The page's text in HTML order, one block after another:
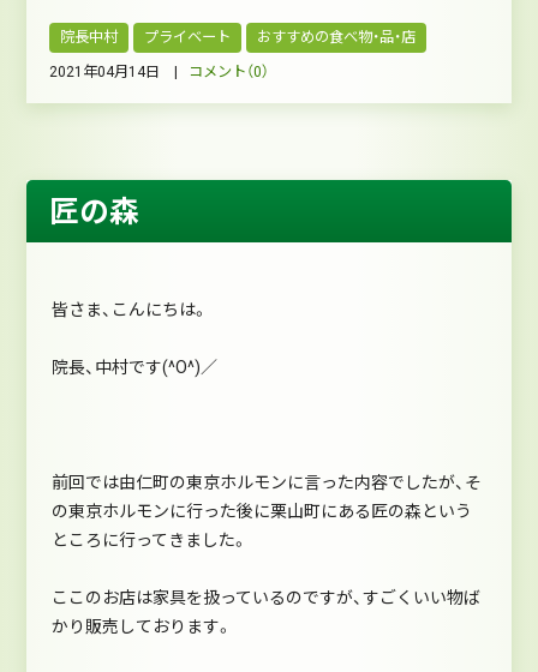
院長中村 プライベート おすすめの食べ物・品・店
2021年04月14日 | コメント（0）
匠の森
皆さま、こんにちは。
院長、中村です(^O^)／
前回では由仁町の東京ホルモンに言った内容でしたが、そ
の東京ホルモンに行った後に栗山町にある匠の森という
ところに行ってきました。
ここのお店は家具を扱っているのですが、すごくいい物ば
かり販売しております。